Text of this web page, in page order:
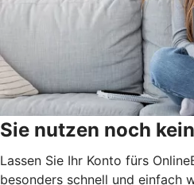
Sie nutzen noch
Lassen Sie Ihr Konto fürs
besonders schnell und einfach